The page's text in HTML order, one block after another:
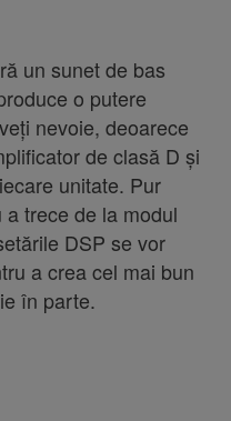
un sunet de bas
o putere
nevoie, deoarece
de clasă D și
unitate. Pur
trece de la modul
DSP se vor
a crea cel mai bun
în parte.